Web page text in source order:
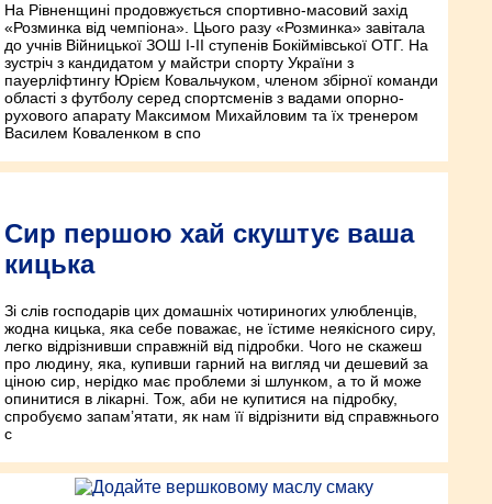
На Рівненщині продовжується спортивно-масовий захід
«Розминка від чемпіона». Цього разу «Розминка» завітала
до учнів Війницької ЗОШ І-ІІ ступенів Бокіймівської ОТГ. На
зустріч з кандидатом у майстри спорту України з
пауерліфтингу Юрієм Ковальчуком, членом збірної команди
області з футболу серед спортсменів з вадами опорно-
рухового апарату Максимом Михайловим та їх тренером
Василем Коваленком в спо
Сир першою хай скуштує ваша
кицька
Зі слів господарів цих домашніх чотириногих улюбленців,
жодна кицька, яка себе поважає, не їстиме неякісного сиру,
легко відрізнивши справжній від підробки. Чого не скажеш
про людину, яка, купивши гарний на вигляд чи дешевий за
ціною сир, нерідко має проблеми зі шлунком, а то й може
опинитися в лікарні. Тож, аби не купитися на підробку,
спробуємо запам’ятати, як нам її відрізнити від справжнього
с